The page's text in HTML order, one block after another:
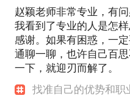
赵颖老师非常专业，有
我看到了专业的人是怎
感谢。如果有困惑，一
通聊一聊，也许自己百
一下，就迎刃而解了。
找准自己的优势和职